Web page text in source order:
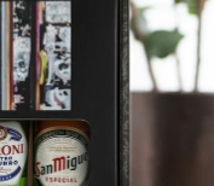
bewerten uns mit
aller Länder, in